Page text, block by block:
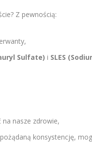
Z pewnością:
Sulfate) i SLES
nasze zdrowie,
konsystencję,